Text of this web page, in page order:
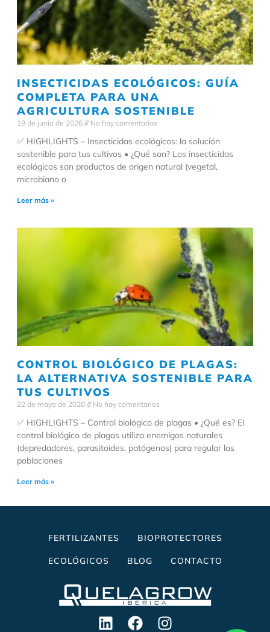
INSECTICIDAS ECOLÓGICOS: GUÍA
COMPLETA PARA UNA
AGRICULTURA SOSTENIBLE
19 de junio de 2026 No hay comentarios
✅ HIGHLIGHTS – Insecticidas ecológicos: la solución
sostenible para tus cultivos • ¿Qué son? Los insecticidas
ecológicos son productos de origen natural (vegetal,
microbiano o
Leer más »
CONTROL BIOLÓGICO DE PLAGAS:
LA ALTERNATIVA SOSTENIBLE PARA
TUS CULTIVOS
22 de mayo de 2026 No hay comentarios
✅ HIGHLIGHTS – Control biológico de plagas • ¿Qué es? El
control biológico de plagas utiliza enemigos naturales
(depredadores, parasitoides, patógenos) para regular las
poblaciones
Leer más »
FERTILIZANTES BIOPROTECTORES
ECOLÓGICOS BLOG CONTACTO